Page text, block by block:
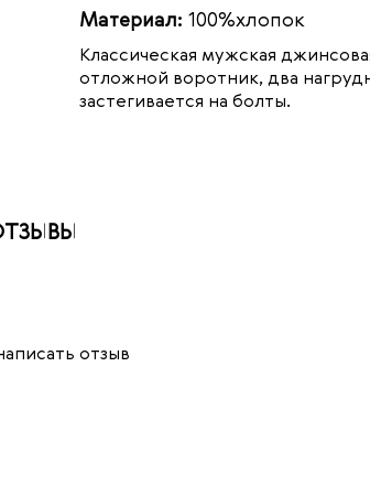
Материал: 100%хлопок
Классическая мужская
отложной воротник, два
застегивается на болты.
отзыв